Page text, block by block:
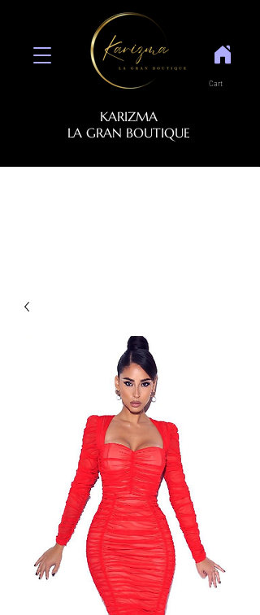
KARIZMA
LA GRAN BOUTIQUE
Cart